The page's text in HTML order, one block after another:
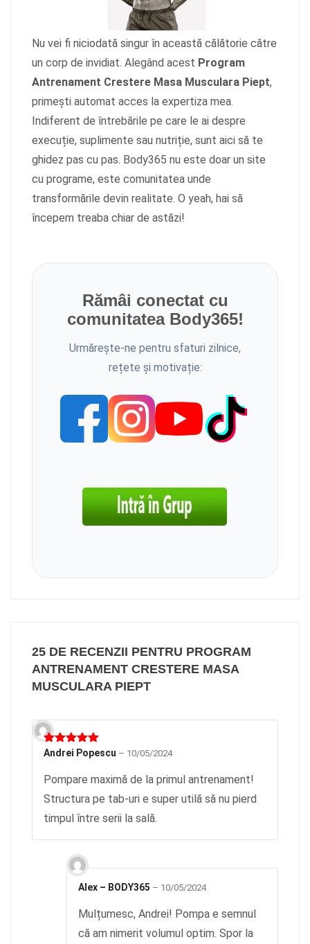
Nu vei fi niciodată singur în această călătorie către
un corp de invidiat. Alegând acest Program
Antrenament Crestere Masa Musculara Piept,
primești automat acces la expertiza mea.
Indiferent de întrebările pe care le ai despre
execuție, suplimente sau nutriție, sunt aici să te
ghidez pas cu pas. Body365 nu este doar un site
cu programe, este comunitatea unde
transformările devin realitate. O yeah, hai să
începem treaba chiar de astăzi!
Rămâi conectat cu
comunitatea Body365!
Urmărește-ne pentru sfaturi zilnice,
rețete și motivație:
25 DE RECENZII PENTRU PROGRAM
ANTRENAMENT CRESTERE MASA
MUSCULARA PIEPT
Evaluat la
Andrei Popescu – 10/05/2024
Pompare maximă de la primul antrenament!
Structura pe tab-uri e super utilă să nu pierd
timpul între serii la sală.
Alex – BODY365 – 10/05/2024
Mulțumesc, Andrei! Pompa e semnul
că am nimerit volumul optim. Spor la